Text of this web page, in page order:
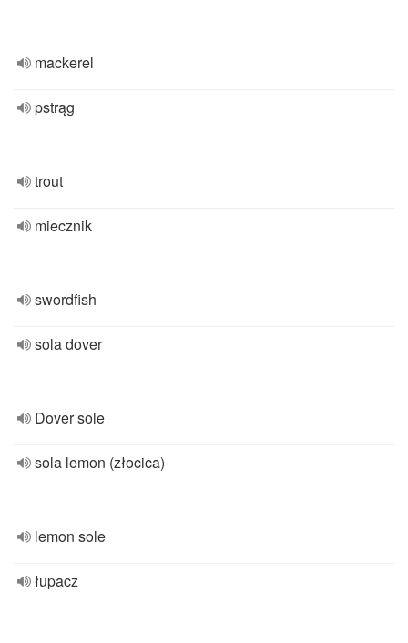
mackerel
pstrąg
trout
miecznik
swordfish
sola dover
Dover sole
sola lemon (złocica)
lemon sole
łupacz